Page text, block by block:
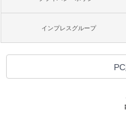
インプレスグループ